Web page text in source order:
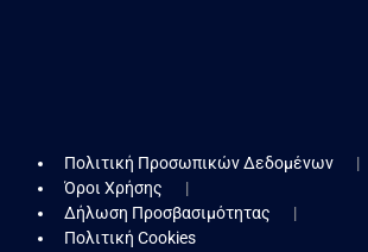
Πολιτική Προσωπικών Δεδομένων
Όροι Χρήσης
Δήλωση Προσβασιμότητας
Πολιτική Cookies